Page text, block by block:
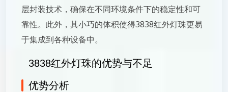
层封装技术，确保在不同环境条件下的稳定性和可
靠性。此外，其小巧的体积使得3838红外灯珠更易
于集成到各种设备中。
3838红外灯珠的优势与不足
优势分析